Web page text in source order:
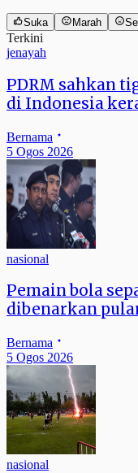
Suka Marah
Terkini
jenayah
PDRM sahkan
di Indonesia
Bernama
5 Ogos 2026
nasional
Pemain bola
dibenarkan
Bernama
5 Ogos 2026
nasional